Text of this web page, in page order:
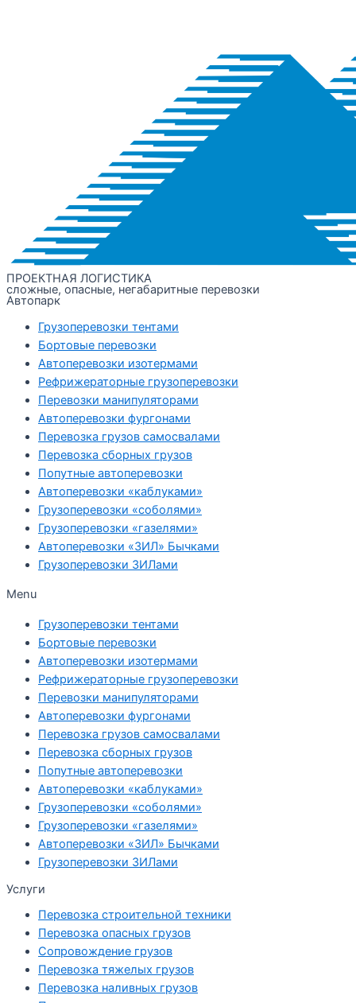
ПРОЕКТНАЯ ЛОГИСТИКА
сложные, опасные, негабаритные перевозки
Автопарк
Грузоперевозки тентами
Бортовые перевозки
Автоперевозки изотермами
Рефрижераторные грузоперевозки
Перевозки манипуляторами
Автоперевозки фургонами
Перевозка грузов самосвалами
Перевозка сборных грузов
Попутные автоперевозки
Автоперевозки «каблуками»
Грузоперевозки «соболями»
Грузоперевозки «газелями»
Автоперевозки «ЗИЛ» Бычками
Грузоперевозки ЗИЛами
Menu
Грузоперевозки тентами
Бортовые перевозки
Автоперевозки изотермами
Рефрижераторные грузоперевозки
Перевозки манипуляторами
Автоперевозки фургонами
Перевозка грузов самосвалами
Перевозка сборных грузов
Попутные автоперевозки
Автоперевозки «каблуками»
Грузоперевозки «соболями»
Грузоперевозки «газелями»
Автоперевозки «ЗИЛ» Бычками
Грузоперевозки ЗИЛами
Услуги
Перевозка строительной техники
Перевозка опасных грузов
Cопровождение грузов
Перевозка тяжелых грузов
Перевозка наливных грузов